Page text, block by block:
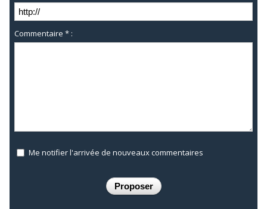
Commentaire * :
Me notifier l'arrivée de nouveaux commentaires